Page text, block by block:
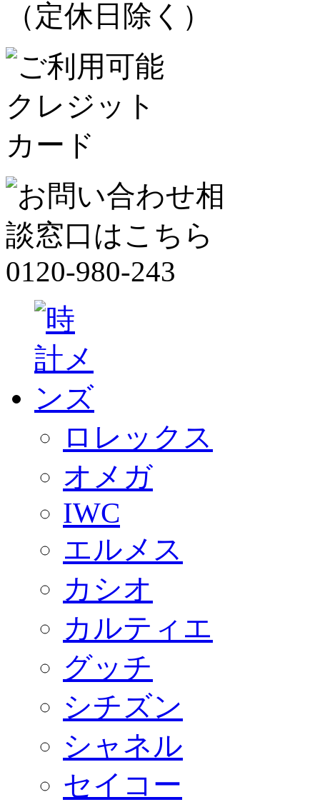
ロレックス
オメガ
IWC
エルメス
カシオ
カルティエ
グッチ
シチズン
シャネル
セイコー